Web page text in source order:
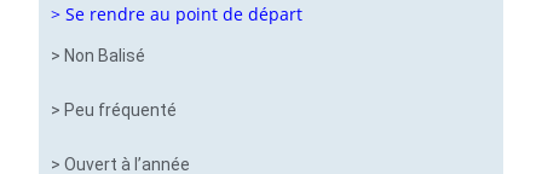
> Se rendre au point de départ
> Non Balisé
> Peu fréquenté
> Ouvert à l’année